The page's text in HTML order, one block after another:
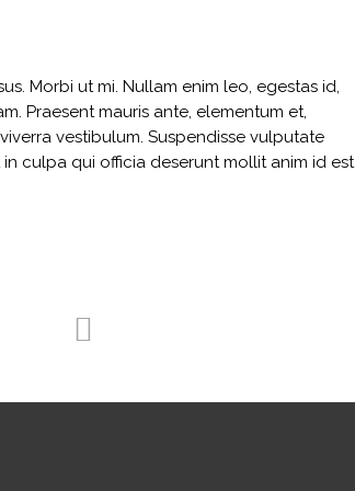
Morbi ut mi. Nullam enim leo, egestas id,
Praesent mauris ante, elementum et,
vestibulum. Suspendisse vulputate
culpa qui officia deserunt mollit anim id est